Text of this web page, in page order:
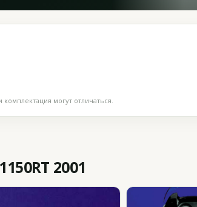
могут отличаться.
2001